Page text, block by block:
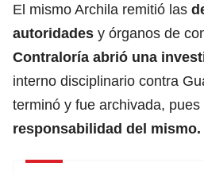
El mismo Archila remitió las
autoridades y órganos de
Contraloría abrió una
interno disciplinario contra
terminó y fue archivada,
responsabilidad del mismo.